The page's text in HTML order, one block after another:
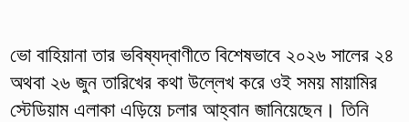
ভো বাহিয়ানা তার ভবিষ্যদ্বাণীতে বিশেষভাবে ২০২৬ সালের ২৪
অথবা ২৬ জুন তারিখের কথা উল্লেখ করে ওই সময় মায়ামির
স্টেডিয়াম এলাকা এড়িয়ে চলার আহ্বান জানিয়েছেন। তিনি